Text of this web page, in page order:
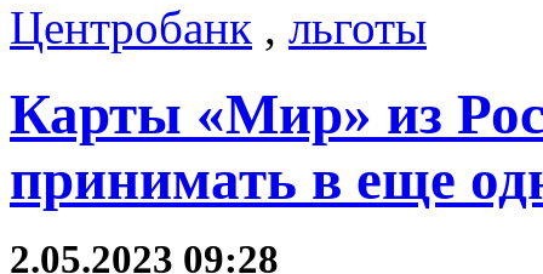
Центробанк , льготы
Карты «Мир» из
принимать в еще
2.05.2023 09:28